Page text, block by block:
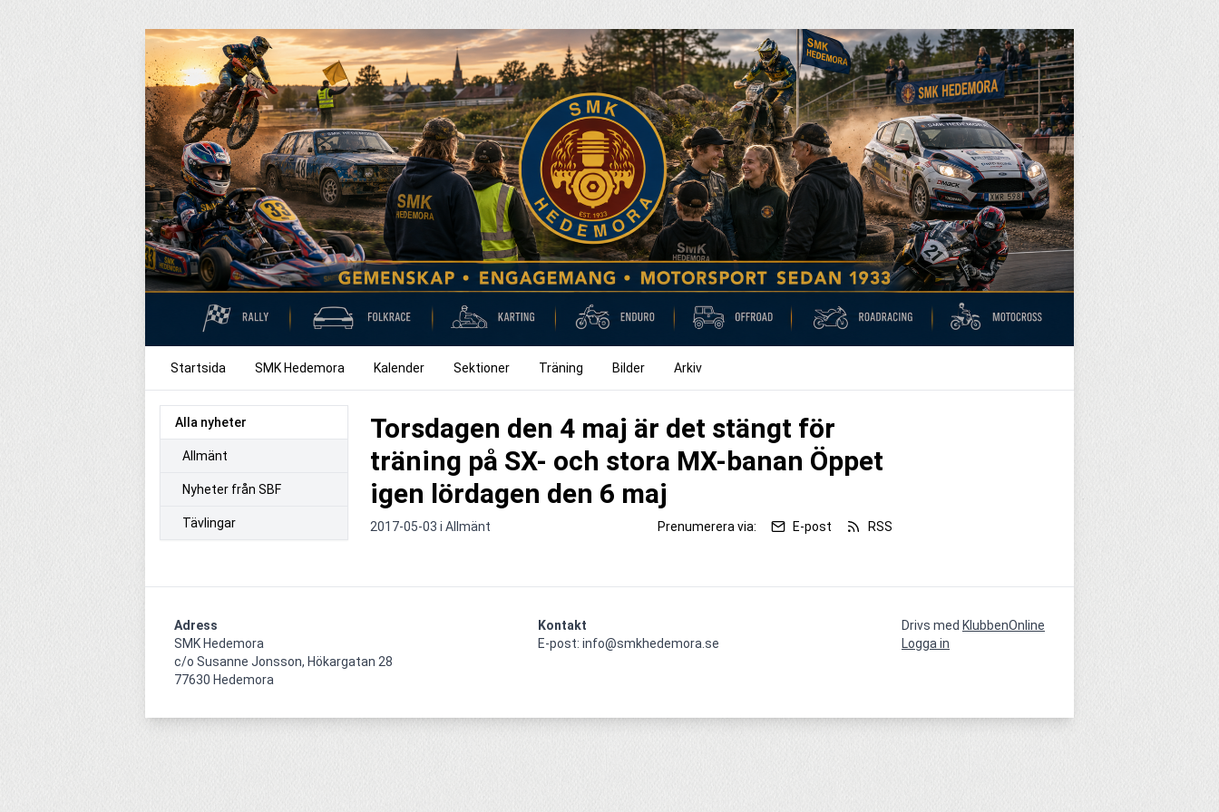
Startsida SMK Hedemora Kalender Sektioner Träning Bilder Arkiv
Alla nyheter
Allmänt
Nyheter från SBF
Tävlingar
Torsdagen den 4 maj är det stängt för
träning på SX- och stora MX-banan Öppet
igen lördagen den 6 maj
2017-05-03 i Allmänt Prenumerera via: E-post RSS
Adress
SMK Hedemora
c/o Susanne Jonsson, Hökargatan 28
77630 Hedemora
Kontakt
E-post: info@smkhedemora.se
Drivs med KlubbenOnline
Logga in